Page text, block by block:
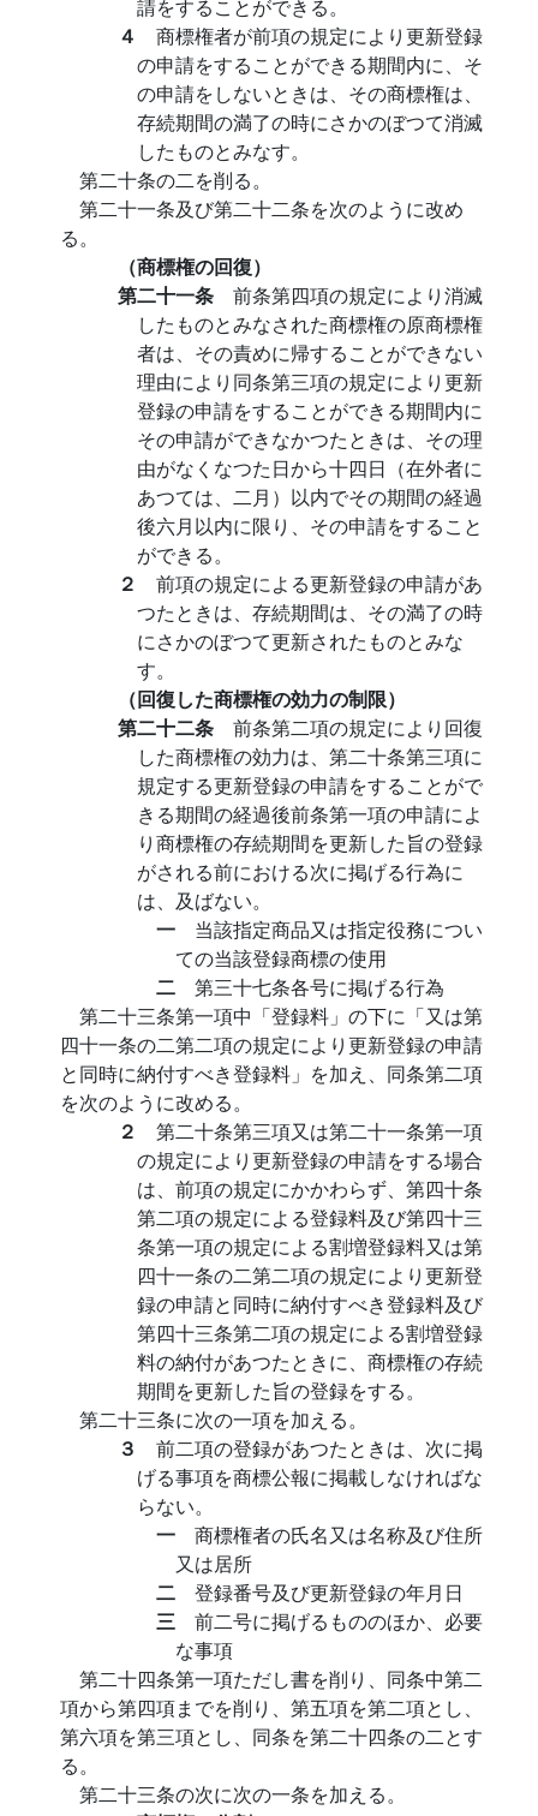
請をすることができる。
４ 商標権者が前項の規定により更新登録
の申請をすることができる期間内に、そ
の申請をしないときは、その商標権は、
存続期間の満了の時にさかのぼつて消滅
したものとみなす。
第二十条の二を削る。
第二十一条及び第二十二条を次のように改め
る。
（商標権の回復）
第二十一条 前条第四項の規定により消滅
したものとみなされた商標権の原商標権
者は、その責めに帰することができない
理由により同条第三項の規定により更新
登録の申請をすることができる期間内に
その申請ができなかつたときは、その理
由がなくなつた日から十四日（在外者に
あつては、二月）以内でその期間の経過
後六月以内に限り、その申請をすること
ができる。
２ 前項の規定による更新登録の申請があ
つたときは、存続期間は、その満了の時
にさかのぼつて更新されたものとみな
す。
（回復した商標権の効力の制限）
第二十二条 前条第二項の規定により回復
した商標権の効力は、第二十条第三項に
規定する更新登録の申請をすることがで
きる期間の経過後前条第一項の申請によ
り商標権の存続期間を更新した旨の登録
がされる前における次に掲げる行為に
は、及ばない。
一 当該指定商品又は指定役務につい
ての当該登録商標の使用
二 第三十七条各号に掲げる行為
第二十三条第一項中「登録料」の下に「又は第
四十一条の二第二項の規定により更新登録の申請
と同時に納付すべき登録料」を加え、同条第二項
を次のように改める。
２ 第二十条第三項又は第二十一条第一項
の規定により更新登録の申請をする場合
は、前項の規定にかかわらず、第四十条
第二項の規定による登録料及び第四十三
条第一項の規定による割増登録料又は第
四十一条の二第二項の規定により更新登
録の申請と同時に納付すべき登録料及び
第四十三条第二項の規定による割増登録
料の納付があつたときに、商標権の存続
期間を更新した旨の登録をする。
第二十三条に次の一項を加える。
３ 前二項の登録があつたときは、次に掲
げる事項を商標公報に掲載しなければな
らない。
一 商標権者の氏名又は名称及び住所
又は居所
二 登録番号及び更新登録の年月日
三 前二号に掲げるもののほか、必要
な事項
第二十四条第一項ただし書を削り、同条中第二
項から第四項までを削り、第五項を第二項とし、
第六項を第三項とし、同条を第二十四条の二とす
る。
第二十三条の次に次の一条を加える。